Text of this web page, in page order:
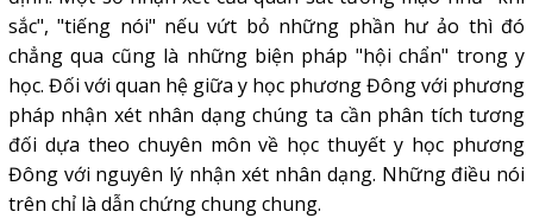
sắc", "tiếng nói" nếu vứt bỏ những phần hư ảo thì đó
chẳng qua cũng là những biện pháp "hội chẩn" trong y
học. Đối với quan hệ giữa y học phương Đông với phương
pháp nhận xét nhân dạng chúng ta cần phân tích tương
đối dựa theo chuyên môn về học thuyết y học phương
Đông với nguyên lý nhận xét nhân dạng. Những điều nói
trên chỉ là dẫn chứng chung chung.